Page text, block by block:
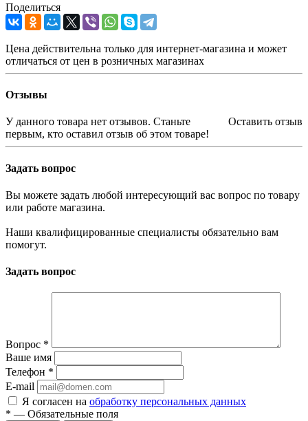
Поделиться
Цена действительна только для интернет-магазина и может
отличаться от цен в розничных магазинах
Отзывы
Оставить отзыв
У данного товара нет отзывов. Станьте
первым, кто оставил отзыв об этом товаре!
Задать вопрос
Вы можете задать любой интересующий вас вопрос по товару
или работе магазина.
Наши квалифицированные специалисты обязательно вам
помогут.
Задать вопрос
Вопрос *
Ваше имя
Телефон *
E-mail
Я согласен на обработку персональных данных
* — Обязательные поля